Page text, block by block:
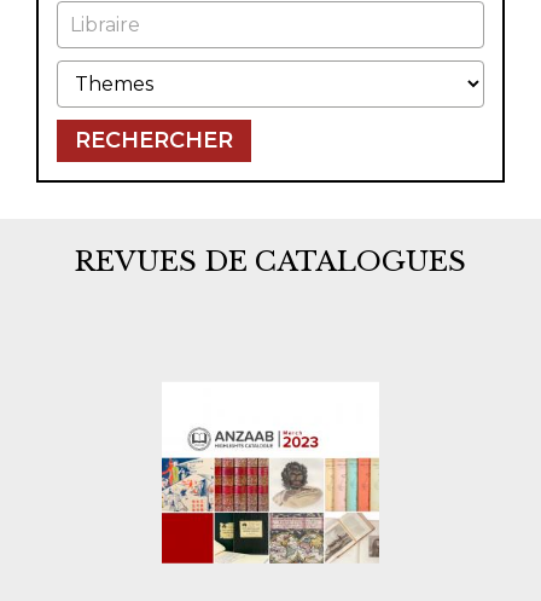
Libraire
Themes
RECHERCHER
REVUES DE CATALOGUES